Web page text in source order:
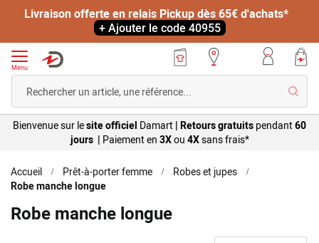
Livraison offerte en relais Pickup dès 65€ d'achats*
+ Ajouter le code 40955
Menu
Bienvenue sur lesite officiel Damart | Retours gratuits pendant 60
jours | Paiement en 3Xou 4Xsansfrais*
Accueil Prêt-à-porter femme
Robes et jupes
Robe manche longue
Robe manche longue